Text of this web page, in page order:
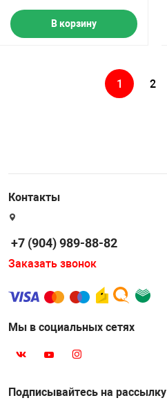
В корзину
1 2
Контакты
+7 (904) 989-88-82
Заказать звонок
Мы в социальных сетях
Подписывайтесь на рассылку